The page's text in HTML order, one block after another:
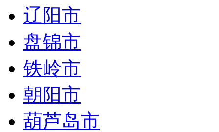
辽阳市
盘锦市
铁岭市
朝阳市
葫芦岛市